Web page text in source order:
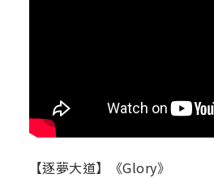
【逐夢大道】《Glory》